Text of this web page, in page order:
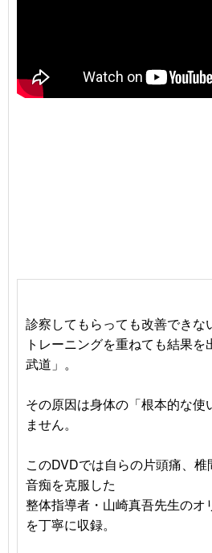
診察してもらっても改善できな
トレーニングを重ねても結果を
武道」。
その原因は身体の「根本的な
ません。
このDVDでは自らの片頭痛、
音痴を克服した
整体指導者・山崎真吾先生のオ
を丁寧に収録。